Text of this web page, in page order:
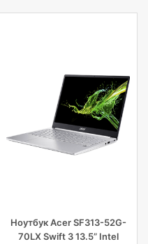
Ноутбук Acer SF313-52G-
70LX Swift 3 13.5” Intel